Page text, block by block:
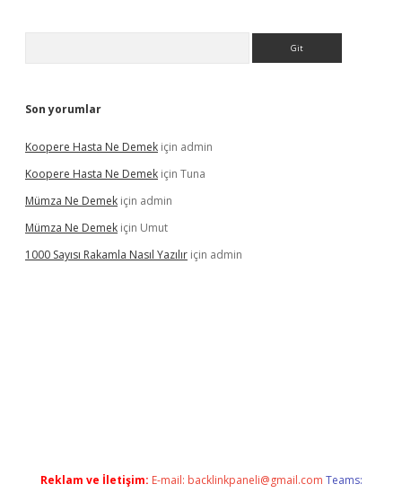
Son yorumlar
Koopere Hasta Ne Demek için admin
Koopere Hasta Ne Demek için Tuna
Mümza Ne Demek için admin
Mümza Ne Demek için Umut
1000 Sayısı Rakamla Nasıl Yazılır için admin
Reklam ve İletişim: E-mail: backlinkpaneli@gmail.com Teams: